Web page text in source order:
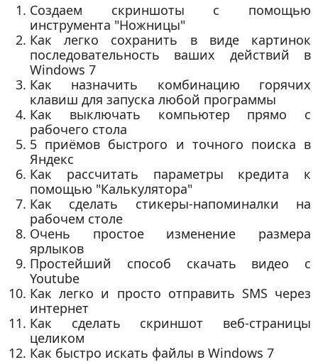
Создаем скриншоты с помощью
инструмента "Ножницы"
Как легко сохранить в виде картинок
последовательность ваших действий в
Windows 7
Как назначить комбинацию горячих
клавиш для запуска любой программы
Как выключать компьютер прямо с
рабочего стола
5 приёмов быстрого и точного поиска в
Яндекс
Как рассчитать параметры кредита к
помощью "Калькулятора"
Как сделать стикеры-напоминалки на
рабочем столе
Очень простое изменение размера
ярлыков
Простейший способ скачать видео с
Youtube
Как легко и просто отправить SMS через
интернет
Как сделать скриншот веб-страницы
целиком
Как быстро искать файлы в Windows 7